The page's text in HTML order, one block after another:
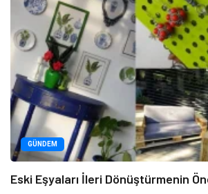
GÜNDEM
Eski Eşyaları İleri Dönüştürmenin